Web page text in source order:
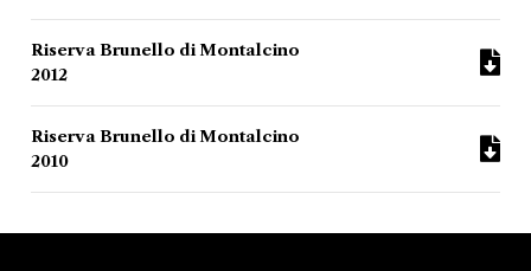
Riserva Brunello di Montalcino
2012
Riserva Brunello di Montalcino
2010